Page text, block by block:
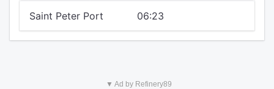
Saint Peter Port
06:23
▼ Ad by Refinery89